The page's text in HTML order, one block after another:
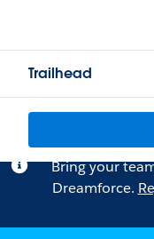
Trailhead
Bring your
Dreamforce.